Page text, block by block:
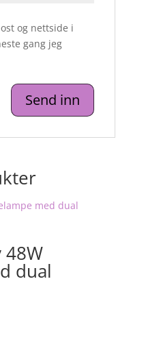
og nettside i
gang jeg
48W
dual